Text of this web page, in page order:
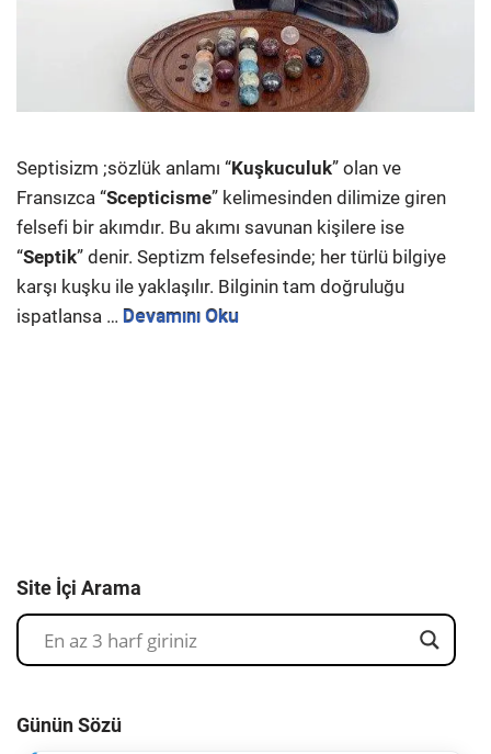
Septisizm ;sözlük anlamı “Kuşkuculuk” olan ve
Fransızca “Scepticisme” kelimesinden dilimize giren
felsefi bir akımdır. Bu akımı savunan kişilere ise
“Septik” denir. Septizm felsefesinde; her türlü bilgiye
karşı kuşku ile yaklaşılır. Bilginin tam doğruluğu
ispatlansa … Devamını Oku
Site İçi Arama
Günün Sözü